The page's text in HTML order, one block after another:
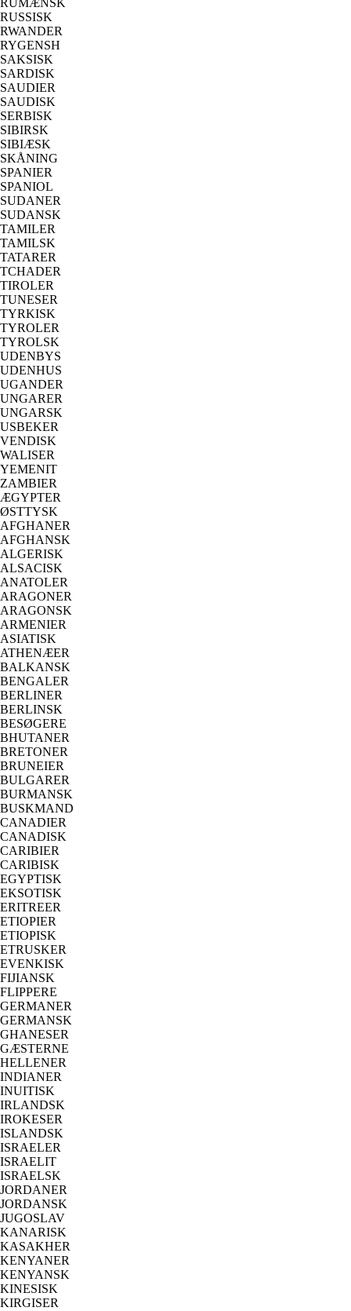
RUSSISK
RWANDER
RYGENSH
SAKSISK
SARDISK
SAUDIER
SAUDISK
SERBISK
SIBIRSK
SIBIÆSK
SKÅNING
SPANIER
SPANIOL
SUDANER
SUDANSK
TAMILER
TAMILSK
TATARER
TCHADER
TIROLER
TUNESER
TYRKISK
TYROLER
TYROLSK
UDENBYS
UDENHUS
UGANDER
UNGARER
UNGARSK
USBEKER
VENDISK
WALISER
YEMENIT
ZAMBIER
ÆGYPTER
ØSTTYSK
AFGHANER
AFGHANSK
ALGERISK
ALSACISK
ANATOLER
ARAGONER
ARAGONSK
ARMENIER
ASIATISK
ATHENÆER
BALKANSK
BENGALER
BERLINER
BERLINSK
BESØGERE
BHUTANER
BRETONER
BRUNEIER
BULGARER
BURMANSK
BUSKMAND
CANADIER
CANADISK
CARIBIER
CARIBISK
EGYPTISK
EKSOTISK
ERITREER
ETIOPIER
ETIOPISK
ETRUSKER
EVENKISK
FIJIANSK
FLIPPERE
GERMANER
GERMANSK
GHANESER
GÆSTERNE
HELLENER
INDIANER
INUITISK
IRLANDSK
IROKESER
ISLANDSK
ISRAELER
ISRAELIT
ISRAELSK
JORDANER
JORDANSK
JUGOSLAV
KANARISK
KASAKHER
KENYANER
KENYANSK
KINESISK
KIRGISER